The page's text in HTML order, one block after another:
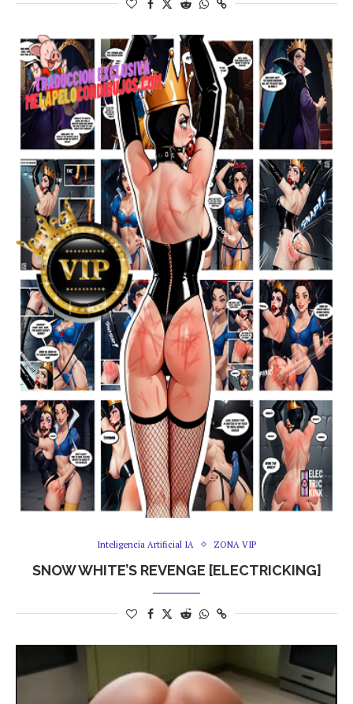
Inteligencia Artificial IA ZONA VIP
SNOW WHITE’S REVENGE [ELECTRICKING]